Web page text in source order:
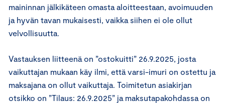
maininnan jälkikäteen omasta aloitteestaan, avoimuuden
ja hyvän tavan mukaisesti, vaikka siihen ei ole ollut
velvollisuutta.
Vastauksen liitteenä on ”ostokuitti” 26.9.2025, josta
vaikuttajan mukaan käy ilmi, että varsi-imuri on ostettu ja
maksajana on ollut vaikuttaja. Toimitetun asiakirjan
otsikko on ”Tilaus: 26.9.2025” ja maksutapakohdassa on